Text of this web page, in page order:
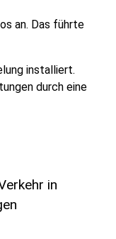
an. Das führte
installiert.
durch eine
in